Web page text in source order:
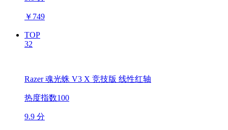
￥ 749
TOP
32
Razer 魂光蛛 V3 X 竞技版 线性红轴
热度指数100
9.9 分